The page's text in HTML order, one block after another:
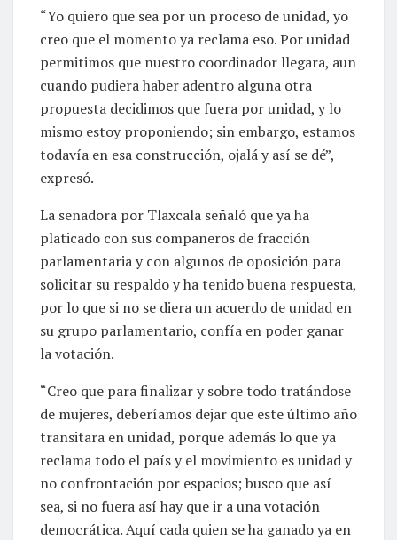
“Yo quiero que sea por un proceso de unidad, yo
creo que el momento ya reclama eso. Por unidad
permitimos que nuestro coordinador llegara, aun
cuando pudiera haber adentro alguna otra
propuesta decidimos que fuera por unidad, y lo
mismo estoy proponiendo; sin embargo, estamos
todavía en esa construcción, ojalá y así se dé”,
expresó.
La senadora por Tlaxcala señaló que ya ha
platicado con sus compañeros de fracción
parlamentaria y con algunos de oposición para
solicitar su respaldo y ha tenido buena respuesta,
por lo que si no se diera un acuerdo de unidad en
su grupo parlamentario, confía en poder ganar
la votación.
“Creo que para finalizar y sobre todo tratándose
de mujeres, deberíamos dejar que este último año
transitara en unidad, porque además lo que ya
reclama todo el país y el movimiento es unidad y
no confrontación por espacios; busco que así
sea, si no fuera así hay que ir a una votación
democrática. Aquí cada quien se ha ganado ya en